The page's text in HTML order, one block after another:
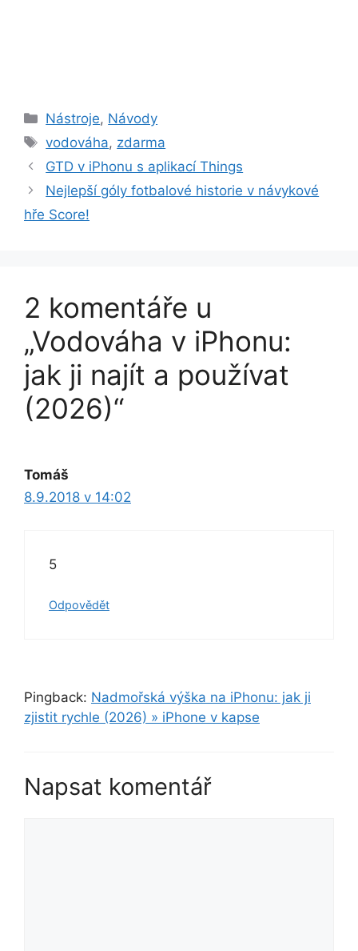
Rubriky
Nástroje, Návody
Štítky
vodováha, zdarma
GTD v iPhonu s aplikací Things
Nejlepší góly fotbalové historie v návykové
hře Score!
2 komentáře u
„Vodováha v iPhonu:
jak ji najít a používat
(2026)“
Tomáš
8.9.2018 v 14:02
5
Odpovědět
Pingback: Nadmořská výška na iPhonu: jak ji
zjistit rychle (2026) » iPhone v kapse
Napsat komentář